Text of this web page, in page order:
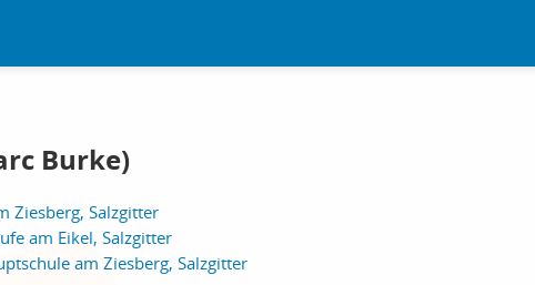
Burke)
Ziesberg, Salzgitter
am Eikel, Salzgitter
am Ziesberg, Salzgitter